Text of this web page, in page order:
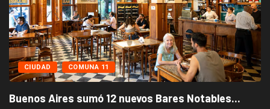
CIUDAD COMUNA 11
Buenos Aires sumó 12 nuevos Bares Notables...